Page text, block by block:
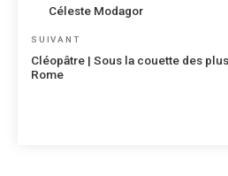
précédent
Céleste Modagor
Article
suivant
SUIVANT
Cléopâtre | Sous la couette des
Rome